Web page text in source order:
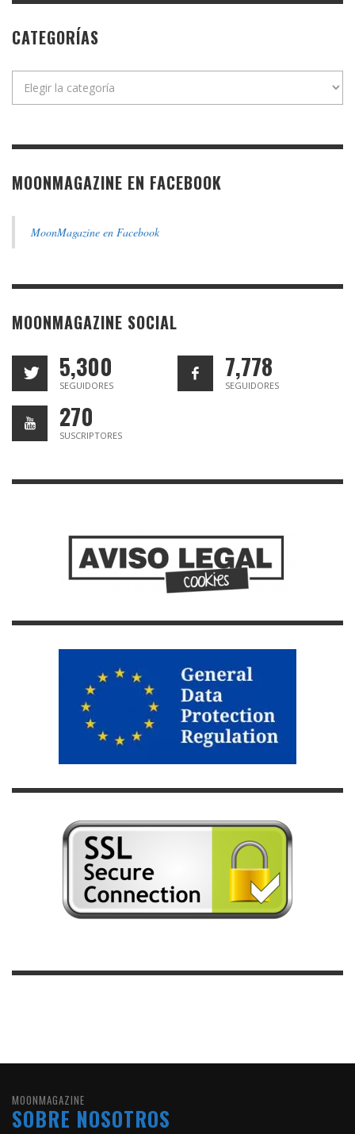
CATEGORÍAS
MOONMAGAZINE EN FACEBOOK
MoonMagazine en Facebook
MOONMAGAZINE SOCIAL
5,300
SEGUIDORES
7,778
SEGUIDORES
270
SUSCRIPTORES
MOONMAGAZINE
SOBRE NOSOTROS